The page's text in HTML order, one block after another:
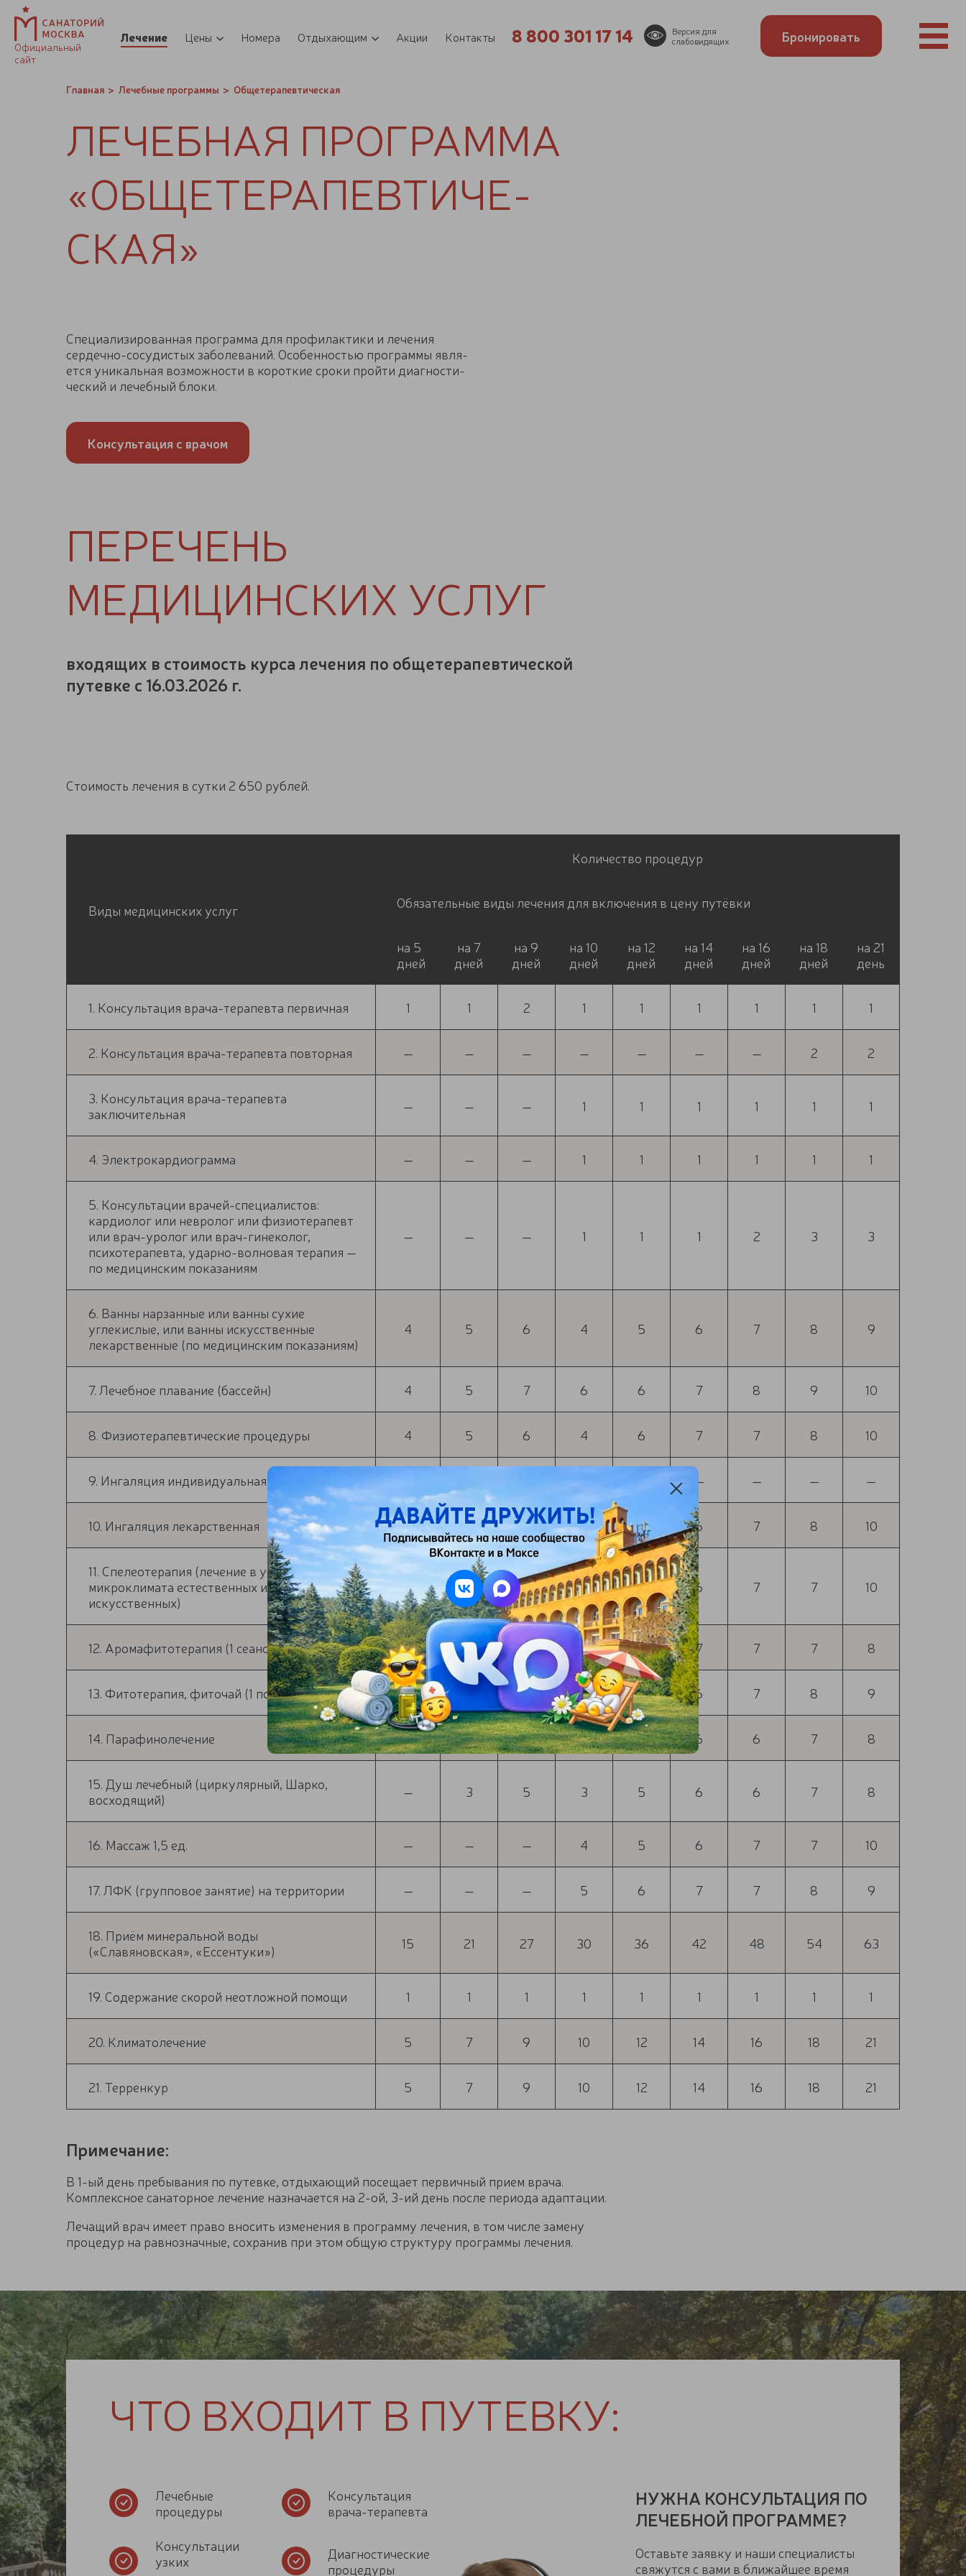
Официальный
сайт
Лечение Цены Номера Отдыхающим Акции Контакты 8 800 301 17 14
Версия для
слабовидящих
Бронировать
Главная Лечебные программы Общетерапевтическая
ЛЕ­ЧЕБ­НАЯ ПРО­ГРАМ­МА
«ОБ­ЩЕ­ТЕ­РА­ПЕВ­ТИ­ЧЕ­
СКАЯ»
Спе­ци­а­ли­зи­ро­ван­ная про­грам­ма для про­фи­лак­ти­ки и ле­че­ния
сердечно-​сосудистых за­бо­ле­ва­ний. Осо­бен­но­стью про­грам­мы яв­ля­
ет­ся уни­каль­ная воз­мож­но­сти в ко­рот­кие сроки прой­ти ди­а­гно­сти­
че­ский и ле­чеб­ный блоки.
Консультация с врачом
ПЕРЕЧЕНЬ
МЕДИЦИНСКИХ УСЛУГ
входящих в стоимость курса лечения по общетерапевтической
путевке с 16.03.2026 г.
Стоимость лечения в сутки 2 650 рублей.
Виды медицинских услуг
Количество процедур
Обязательные виды лечения для включения в цену путёвки
на 5
дней
на 7
дней
на 9
дней
на 10
дней
на 12
дней
на 14
дней
на 16
дней
на 18
дней
на 21
день
1. Консультация врача-терапевта первичная 1 1 2 1 1 1 1 1 1
2. Консультация врача-терапевта повторная — — — — — — — 2 2
3. Консультация врача-терапевта
заключительная
— — — 1 1 1 1 1 1
4. Электрокардиограмма — — — 1 1 1 1 1 1
5. Консультации врачей-специалистов:
кардиолог или невролог или физиотерапевт
или врач-уролог или врач-гинеколог,
психотерапевта, ударно-волновая терапия —
по медицинским показаниям
— — — 1 1 1 2 3 3
6. Ванны нарзанные или ванны сухие
углекислые, или ванны искусственные
лекарственные (по медицинским показаниям)
4 5 6 4 5 6 7 8 9
7. Лечебное плавание (бассейн) 4 5 7 6 6 7 8 9 10
8. Физиотерапевтические процедуры 4 5 6 4 6 7 7 8 10
9. Ингаляция индивидуальная (нарзан) — — — — —
10. Ингаляция лекарственная — — — 4 5 6 7 8 10
11. Спелеотерапия (лечение в условиях
микроклимата естественных и
искусственных)
— — — 4 5 6 7 7 10
12. Аромафитотерапия (1 сеанс) 3 5 5 5 6 7 7 7 8
13. Фитотерапия, фиточай (1 порция) 4 5 6 5 6 6 7 8 9
14. Парафинолечение 4 5 5 4 5 6 6 7 8
15. Душ лечебный (циркулярный, Шарко,
восходящий)
— 3 5 3 5 6 6 7 8
16. Массаж 1,5 ед. — — — 4 5 6 7 7 10
17. ЛФК (групповое занятие) на территории — — — 5 6 7 7 8 9
18. Приём минеральной воды
(«Славяновская», «Ессентуки»)
15 21 27 30 36 42 48 54 63
19. Содержание скорой неотложной помощи 1 1 1 1 1 1 1 1 1
20. Климатолечение 5 7 9 10 12 14 16 18 21
21. Терренкур 5 7 9 10 12 14 16 18 21
Примечание:
В 1-ый день пребывания по путевке, отдыхающий посещает первичный прием врача.
Комплексное санаторное лечение назначается на 2-ой, 3-ий день после периода адаптации.
Лечащий врач имеет право вносить изменения в программу лечения, в том числе замену
процедур на равнозначные, сохранив при этом общую структуру программы лечения.
ЧТО ВХОДИТ В ПУТЕВКУ:
Лечебные
процедуры
Консультация
врача-терапевта
Консультации
узких
Диагностические
процедуры
НУЖНА КОНСУЛЬТАЦИЯ ПО
ЛЕЧЕБНОЙ ПРОГРАММЕ?
Оставьте заявку и наши специалисты
свяжутся с вами в ближайшее время